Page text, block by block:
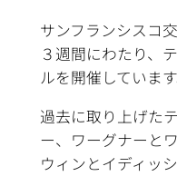
サンフランシスコ
３週間にわたり、
ルを開催しています
過去に取り上げた
ー、ワーグナーと
ウィンとイディッ